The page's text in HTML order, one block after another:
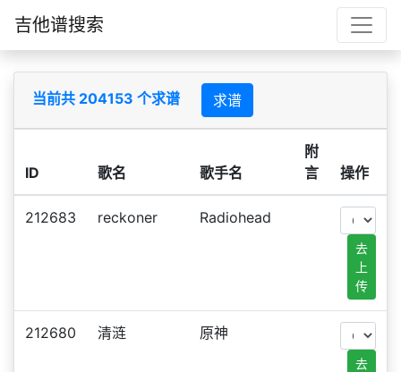
吉他谱搜索
当前共 204153 个求谱 求谱
ID 歌名 歌手名
附
言
操作
212683 reckoner Radiohead
去
上
传
212680 清涟 原神
去